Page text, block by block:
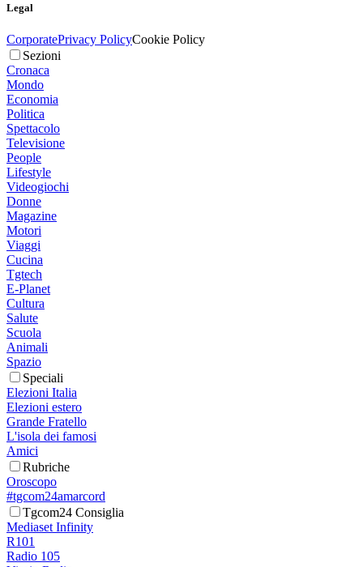
Legal
CorporatePrivacy PolicyCookie Policy
Sezioni
Cronaca
Mondo
Economia
Politica
Spettacolo
Televisione
People
Lifestyle
Videogiochi
Donne
Magazine
Motori
Viaggi
Cucina
Tgtech
E-Planet
Cultura
Salute
Scuola
Animali
Spazio
Speciali
Elezioni Italia
Elezioni estero
Grande Fratello
L'isola dei famosi
Amici
Rubriche
Oroscopo
#tgcom24amarcord
Tgcom24 Consiglia
Mediaset Infinity
R101
Radio 105